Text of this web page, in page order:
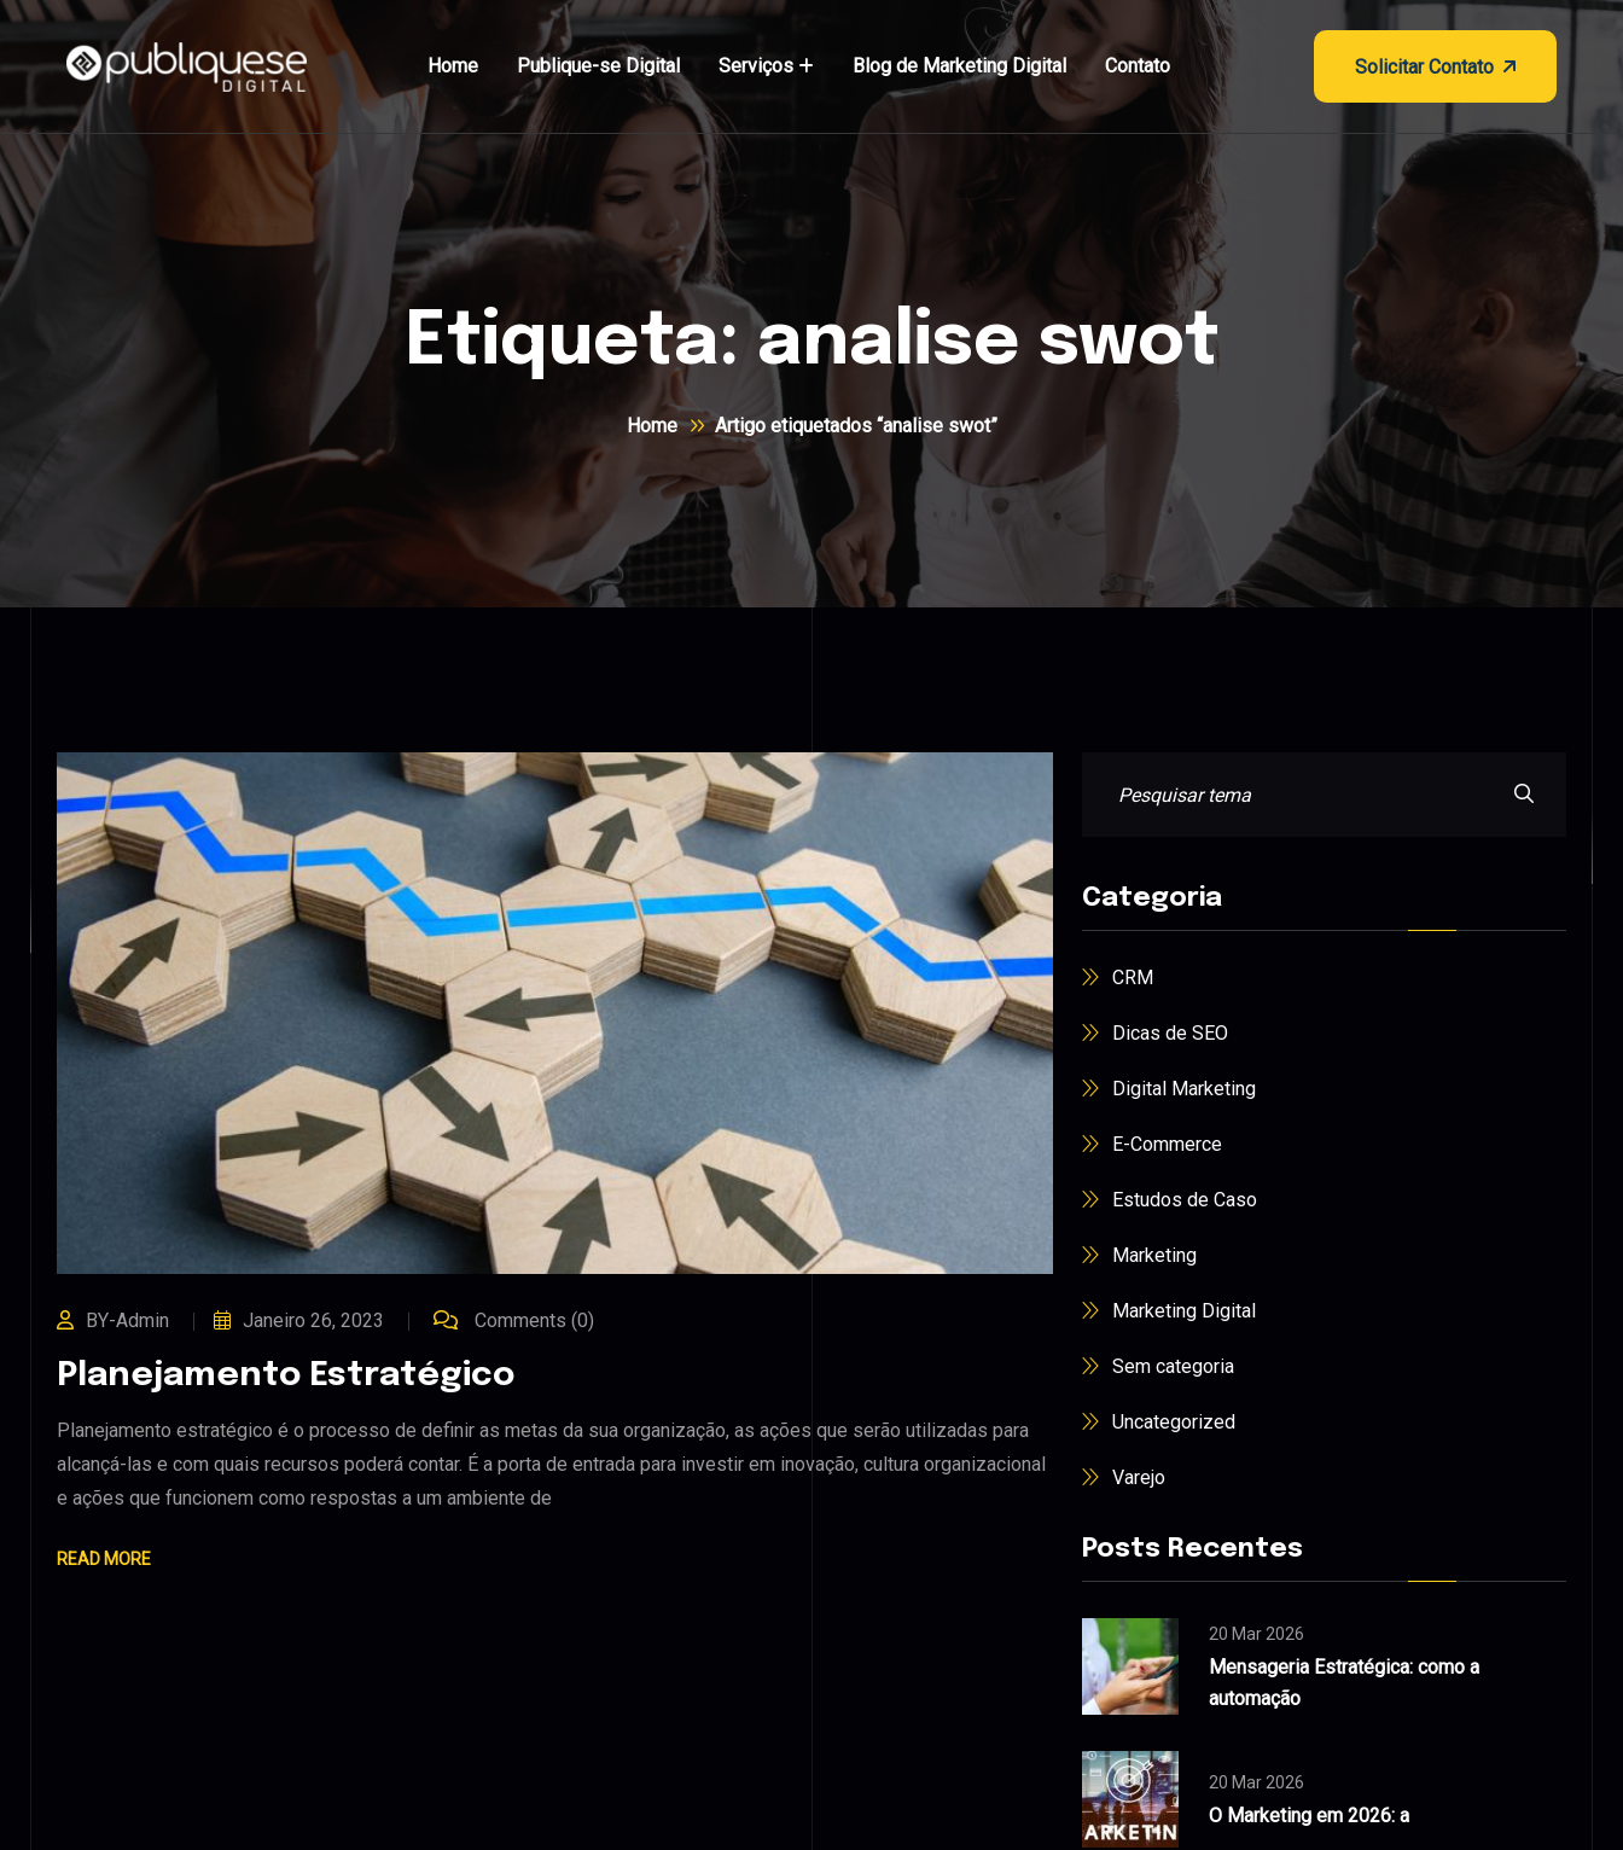
Home Publique-se Digital Serviços Blog de Marketing Digital Contato Solicitar Contato
Etiqueta:analise swot
Home Artigo etiquetados “analise swot”
BY-Admin Janeiro 26, 2023 Comments (0)
Planejamento Estratégico
Planejamento estratégico é o processo de definir as metas da sua organização, as ações que serão utilizadas para
alcançá-las e com quais recursos poderá contar. É a porta de entrada para investir em inovação, cultura organizacional
e ações que funcionem como respostas a um ambiente de
READ MORE
Categoria
CRM
Dicas de SEO
Digital Marketing
E-Commerce
Estudos de Caso
Marketing
Marketing Digital
Sem categoria
Uncategorized
Varejo
Posts Recentes
20 Mar 2026
Mensageria Estratégica: como a
automação
20 Mar 2026
O Marketing em 2026: a